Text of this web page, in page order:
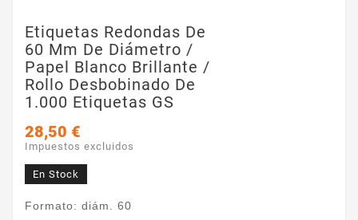
Etiquetas Redondas De
60 Mm De Diámetro /
Papel Blanco Brillante /
Rollo Desbobinado De
1.000 Etiquetas GS
28,50 €
Impuestos excluidos
En Stock
Formato: diám. 60